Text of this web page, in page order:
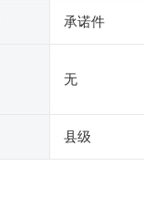
承诺件
无
县级